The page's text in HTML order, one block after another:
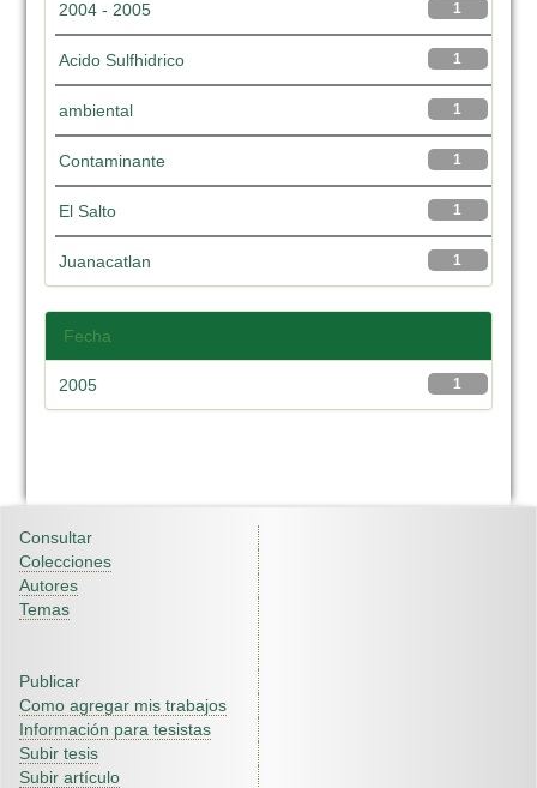
1
2004 - 2005
1
Acido Sulfhidrico
1
ambiental
1
Contaminante
1
El Salto
1
Juanacatlan
Fecha
1
2005
Consultar
Colecciones
Autores
Temas
Publicar
Como agregar mis trabajos
Información para tesistas
Subir tesis
Subir artículo